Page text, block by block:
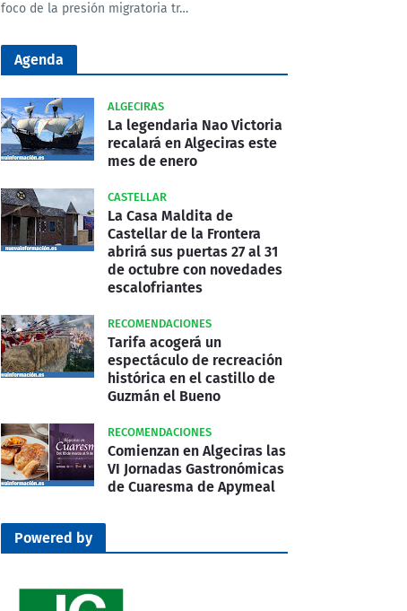
foco de la presión migratoria tr…
Agenda
ALGECIRAS
La legendaria Nao Victoria
recalará en Algeciras este
mes de enero
CASTELLAR
La Casa Maldita de
Castellar de la Frontera
abrirá sus puertas 27 al 31
de octubre con novedades
escalofriantes
RECOMENDACIONES
Tarifa acogerá un
espectáculo de recreación
histórica en el castillo de
Guzmán el Bueno
RECOMENDACIONES
Comienzan en Algeciras las
VI Jornadas Gastronómicas
de Cuaresma de Apymeal
Powered by